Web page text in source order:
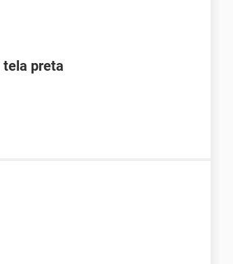
tela preta